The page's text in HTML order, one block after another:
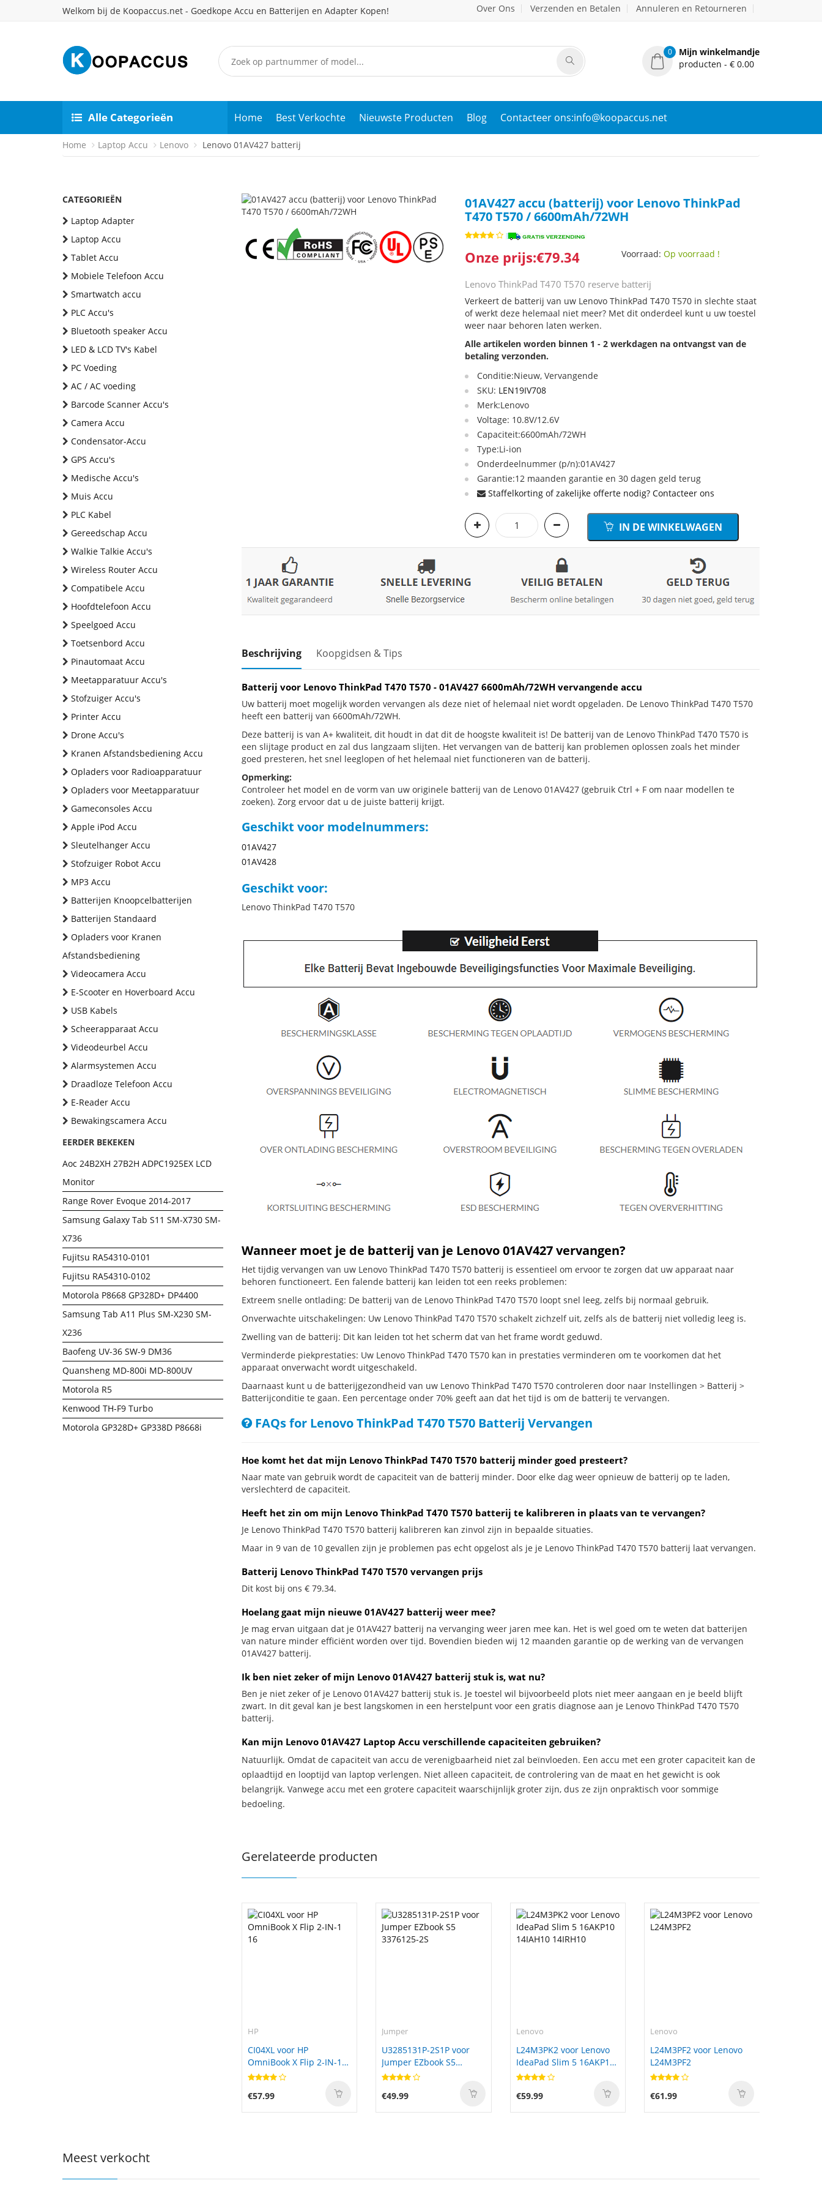
Welkom bij de Koopaccus.net - Goedkope Accu en Batterijen en Adapter Kopen! Over Ons Verzenden en Betalen Annuleren en Retourneren
0
Mijn winkelmandje
producten - € 0.00
Alle Categorieën Home Best Verkochte Nieuwste Producten Blog Contacteer ons:info@koopaccus.net
Home Laptop Accu Lenovo Lenovo 01AV427 batterij
CATEGORIEËN
Laptop Adapter
Laptop Accu
Tablet Accu
Mobiele Telefoon Accu
Smartwatch accu
PLC Accu's
Bluetooth speaker Accu
LED & LCD TV's Kabel
PC Voeding
AC / AC voeding
Barcode Scanner Accu's
Camera Accu
Condensator-Accu
GPS Accu's
Medische Accu's
Muis Accu
PLC Kabel
Gereedschap Accu
Walkie Talkie Accu's
Wireless Router Accu
Compatibele Accu
Hoofdtelefoon Accu
Speelgoed Accu
Toetsenbord Accu
Pinautomaat Accu
Meetapparatuur Accu's
Stofzuiger Accu's
Printer Accu
Drone Accu's
Kranen Afstandsbediening Accu
Opladers voor Radioapparatuur
Opladers voor Meetapparatuur
Gameconsoles Accu
Apple iPod Accu
Sleutelhanger Accu
Stofzuiger Robot Accu
MP3 Accu
Batterijen Knoopcelbatterijen
Batterijen Standaard
Opladers voor Kranen
Afstandsbediening
Videocamera Accu
E-Scooter en Hoverboard Accu
USB Kabels
Scheerapparaat Accu
Videodeurbel Accu
Alarmsystemen Accu
Draadloze Telefoon Accu
E-Reader Accu
Bewakingscamera Accu
EERDER BEKEKEN
Aoc 24B2XH 27B2H ADPC1925EX LCD
Monitor
Range Rover Evoque 2014-2017
Samsung Galaxy Tab S11 SM-X730 SM-
X736
Fujitsu RA54310-0101
Fujitsu RA54310-0102
Motorola P8668 GP328D+ DP4400
Samsung Tab A11 Plus SM-X230 SM-
X236
Baofeng UV-36 SW-9 DM36
Quansheng MD-800i MD-800UV
Motorola R5
Kenwood TH-F9 Turbo
Motorola GP328D+ GP338D P8668i
01AV427 accu (batterij) voor Lenovo ThinkPad
T470 T570 / 6600mAh/72WH
Onze prijs:€79.34 Voorraad:Op voorraad !
Lenovo ThinkPad T470 T570 reserve batterij
Verkeert de batterij van uw Lenovo ThinkPad T470 T570 in slechte staat
of werkt deze helemaal niet meer? Met dit onderdeel kunt u uw toestel
weer naar behoren laten werken.
Alle artikelen worden binnen 1 - 2 werkdagen na ontvangst van de
betaling verzonden.
Conditie:Nieuw, Vervangende
SKU: LEN19IV708
Merk:Lenovo
Voltage: 10.8V/12.6V
Capaciteit:6600mAh/72WH
Type:Li-ion
Onderdeelnummer (p/n):01AV427
Garantie:12 maanden garantie en 30 dagen geld terug
Staffelkorting of zakelijke offerte nodig? Contacteer ons
IN DE WINKELWAGEN
Beschrijving Koopgidsen & Tips
Batterij voor Lenovo ThinkPad T470 T570 - 01AV427 6600mAh/72WH vervangende accu
Uw batterij moet mogelijk worden vervangen als deze niet of helemaal niet wordt opgeladen. De Lenovo ThinkPad T470 T570
heeft een batterij van 6600mAh/72WH.
Deze batterij is van A+ kwaliteit, dit houdt in dat dit de hoogste kwaliteit is! De batterij van de Lenovo ThinkPad T470 T570 is
een slijtage product en zal dus langzaam slijten. Het vervangen van de batterij kan problemen oplossen zoals het minder
goed presteren, het snel leeglopen of het helemaal niet functioneren van de batterij.
Opmerking:
Controleer het model en de vorm van uw originele batterij van de Lenovo 01AV427 (gebruik Ctrl + F om naar modellen te
zoeken). Zorg ervoor dat u de juiste batterij krijgt.
Geschikt voor modelnummers:
01AV427
01AV428
Geschikt voor:
Lenovo ThinkPad T470 T570
Wanneer moet je de batterij van je Lenovo 01AV427 vervangen?
Het tijdig vervangen van uw Lenovo ThinkPad T470 T570 batterij is essentieel om ervoor te zorgen dat uw apparaat naar
behoren functioneert. Een falende batterij kan leiden tot een reeks problemen:
Extreem snelle ontlading: De batterij van de Lenovo ThinkPad T470 T570 loopt snel leeg, zelfs bij normaal gebruik.
Onverwachte uitschakelingen: Uw Lenovo ThinkPad T470 T570 schakelt zichzelf uit, zelfs als de batterij niet volledig leeg is.
Zwelling van de batterij: Dit kan leiden tot het scherm dat van het frame wordt geduwd.
Verminderde piekprestaties: Uw Lenovo ThinkPad T470 T570 kan in prestaties verminderen om te voorkomen dat het
apparaat onverwacht wordt uitgeschakeld.
Daarnaast kunt u de batterijgezondheid van uw Lenovo ThinkPad T470 T570 controleren door naar Instellingen > Batterij >
Batterijconditie te gaan. Een percentage onder 70% geeft aan dat het tijd is om de batterij te vervangen.
FAQs for Lenovo ThinkPad T470 T570 Batterij Vervangen
Hoe komt het dat mijn Lenovo ThinkPad T470 T570 batterij minder goed presteert?
Naar mate van gebruik wordt de capaciteit van de batterij minder. Door elke dag weer opnieuw de batterij op te laden,
verslechterd de capaciteit.
Heeft het zin om mijn Lenovo ThinkPad T470 T570 batterij te kalibreren in plaats van te vervangen?
Je Lenovo ThinkPad T470 T570 batterij kalibreren kan zinvol zijn in bepaalde situaties.
Maar in 9 van de 10 gevallen zijn je problemen pas echt opgelost als je je Lenovo ThinkPad T470 T570 batterij laat vervangen.
Batterij Lenovo ThinkPad T470 T570 vervangen prijs
Dit kost bij ons € 79.34.
Hoelang gaat mijn nieuwe 01AV427 batterij weer mee?
Je mag ervan uitgaan dat je 01AV427 batterij na vervanging weer jaren mee kan. Het is wel goed om te weten dat batterijen
van nature minder efficiënt worden over tijd. Bovendien bieden wij 12 maanden garantie op de werking van de vervangen
01AV427 batterij.
Ik ben niet zeker of mijn Lenovo 01AV427 batterij stuk is, wat nu?
Ben je niet zeker of je Lenovo 01AV427 batterij stuk is. Je toestel wil bijvoorbeeld plots niet meer aangaan en je beeld blijft
zwart. In dit geval kan je best langskomen in een herstelpunt voor een gratis diagnose aan je Lenovo ThinkPad T470 T570
batterij.
Kan mijn Lenovo 01AV427 Laptop Accu verschillende capaciteiten gebruiken?
Natuurlijk. Omdat de capaciteit van accu de verenigbaarheid niet zal beïnvloeden. Een accu met een groter capaciteit kan de
oplaadtijd en looptijd van laptop verlengen. Niet alleen capaciteit, de controlering van de maat en het gewicht is ook
belangrijk. Vanwege accu met een grotere capaciteit waarschijnlijk groter zijn, dus ze zijn onpraktisch voor sommige
bedoeling.
Gerelateerde producten
HP
CI04XL voor HP
OmniBook X Flip 2-IN-1
16
€57.99
Jumper
U3285131P-2S1P voor
Jumper EZbook S5
3376125-2S
€49.99
Lenovo
L24M3PK2 voor Lenovo
IdeaPad Slim 5 16AKP10
14IAH10 14IRH10
€59.99
Lenovo
L24M3PF2 voor Lenovo
L24M3PF2
€61.99
Meest verkocht